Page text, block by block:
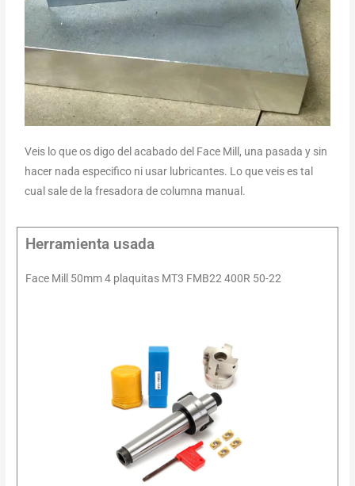
Veis lo que os digo del acabado del Face Mill, una pasada y sin
hacer nada especifico ni usar lubricantes. Lo que veis es tal
cual sale de la fresadora de columna manual.
Herramienta usada
Face Mill 50mm 4 plaquitas MT3 FMB22 400R 50-22